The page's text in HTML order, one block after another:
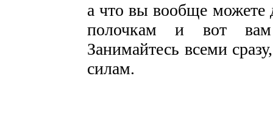
а что вы вообще можете
полочкам и вот вам
Занимайтесь всеми
силам.